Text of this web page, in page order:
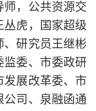
师，公共资源交
丛虎，国家超级
、研究员王继彬
监委、市委政研
发展改革委、市
公司、泉融函通